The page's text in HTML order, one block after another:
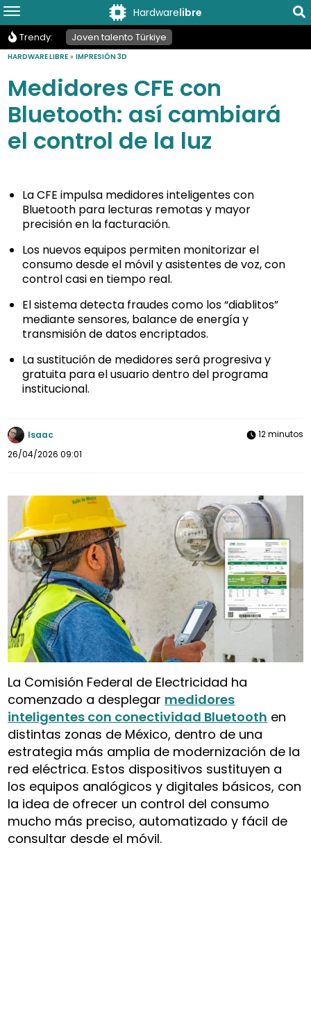
Hardwarelibre
Trendy: Joven talento Türkiye
HARDWARE LIBRE »IMPRESIÓN 3D
Medidores CFE con
Bluetooth: así cambiará
el control de la luz
La CFE impulsa medidores inteligentes con
Bluetooth para lecturas remotas y mayor
precisión en la facturación.
Los nuevos equipos permiten monitorizar el
consumo desde el móvil y asistentes de voz, con
control casi en tiempo real.
El sistema detecta fraudes como los “diablitos”
mediante sensores, balance de energía y
transmisión de datos encriptados.
La sustitución de medidores será progresiva y
gratuita para el usuario dentro del programa
institucional.
Isaac
26/04/2026 09:01
12 minutos
La Comisión Federal de Electricidad ha
comenzado a desplegar medidores
inteligentes con conectividad Bluetooth en
distintas zonas de México, dentro de una
estrategia más amplia de modernización de la
red eléctrica. Estos dispositivos sustituyen a
los equipos analógicos y digitales básicos, con
la idea de ofrecer un control del consumo
mucho más preciso, automatizado y fácil de
consultar desde el móvil.